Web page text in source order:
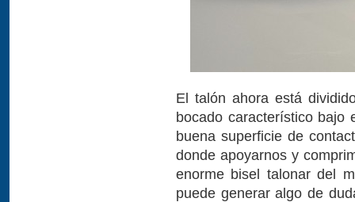
El talón ahora está
bocado característico bajo
buena superficie de
donde apoyarnos y
enorme bisel talonar del
puede generar algo de